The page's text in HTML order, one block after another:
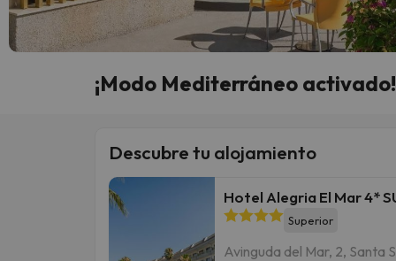
¡Modo Mediterráneo
Descubre tu alojamiento
Hotel Alegria El Mar 4*
Superior
Avinguda del Mar, 2, Santa